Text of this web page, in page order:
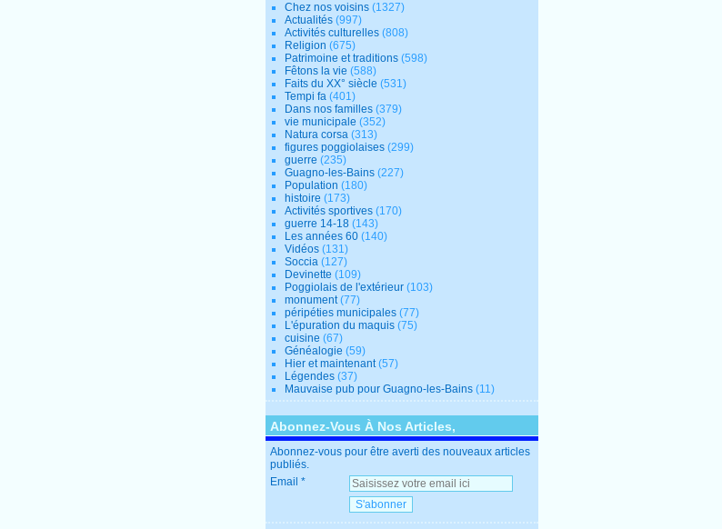
Chez nos voisins (1327)
Actualités (997)
Activités culturelles (808)
Religion (675)
Patrimoine et traditions (598)
Fêtons la vie (588)
Faits du XX° siècle (531)
Tempi fa (401)
Dans nos familles (379)
vie municipale (352)
Natura corsa (313)
figures poggiolaises (299)
guerre (235)
Guagno-les-Bains (227)
Population (180)
histoire (173)
Activités sportives (170)
guerre 14-18 (143)
Les années 60 (140)
Vidéos (131)
Soccia (127)
Devinette (109)
Poggiolais de l'extérieur (103)
monument(77)
péripéties municipales (77)
L'épuration du maquis (75)
cuisine (67)
Généalogie (59)
Hier et maintenant(57)
Légendes (37)
Mauvaise pub pour Guagno-les-Bains (11)
Abonnez-Vous À Nos Articles,
Abonnez-vous pour être averti des nouveaux articles
publiés.
Email